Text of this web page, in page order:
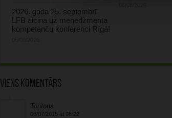
2026. gada 25. septembrī
LFB aicina uz menedžmenta
kompetenču konferenci Rīgā!
Viens komentārs
Tontons
06/07/2015 at 08:22